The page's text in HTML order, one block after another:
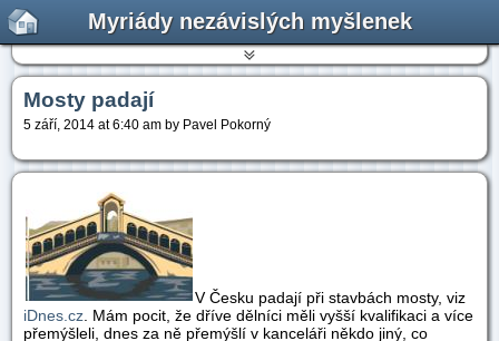
Myriády nezávislých myšlenek
Mosty padají
5 září, 2014 at 6:40 am by Pavel Pokorný
V Česku padají při stavbách mosty, viz
iDnes.cz . Mám pocit, že dříve dělníci měli vyšší kvalifikaci a více
přemýšleli, dnes za ně přemýšlí v kanceláři někdo jiný, co